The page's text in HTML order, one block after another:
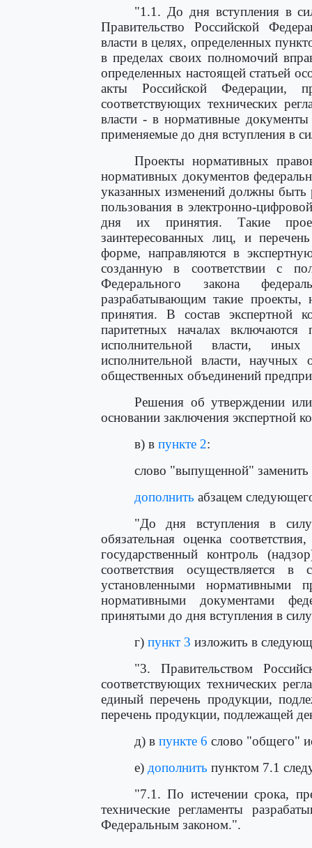
"1.1. До дня вступления в
Правительство Российской
власти в целях, определенных
в пределах своих полномочий
определенных настоящей статьей
акты Российской Федерации,
соответствующих технических
власти - в нормативные документы
применяемые до дня вступления в
Проекты нормативных
нормативных документов
указанных изменений должны
пользования в электронно-
дня их принятия. Такие
заинтересованных лиц, и
форме, направляются в
созданную в соответствии с
Федерального закона
разрабатывающим такие
принятия. В состав экспертной
паритетных началах включаются
исполнительной власти, иных
исполнительной власти, научных
общественных объединений
Решения об утверждении
основании заключения экспертной
в) в пункте 2:
слово "выпущенной"
дополнить абзацем
"До дня вступления в силу
обязательная оценка
государственный контроль
соответствия осуществляется
установленными нормативными
нормативными документами
принятыми до дня вступления в
г) пункт 3 изложить в
"3. Правительством
соответствующих технических
единый перечень продукции,
перечень продукции, подлежащей
д) в пункте 6 слово "общего"
е) дополнить пунктом 7.1
"7.1. По истечении срока,
технические регламенты
Федеральным законом.".